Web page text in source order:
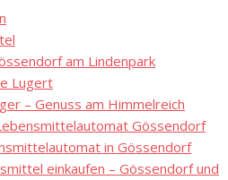
am Lindenpark
Lugert
– Genuss am Himmelreich
Gössendorf
in Gössendorf
einkaufen – Gössendorf und